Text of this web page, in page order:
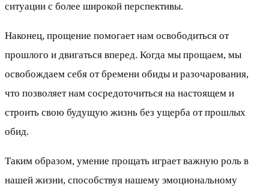
ситуации с более широкой перспективы.
Наконец, прощение помогает нам освободиться от
прошлого и двигаться вперед. Когда мы прощаем, мы
освобождаем себя от бремени обиды и разочарования,
что позволяет нам сосредоточиться на настоящем и
строить свою будущую жизнь без ущерба от прошлых
обид.
Таким образом, умение прощать играет важную роль в
нашей жизни, способствуя нашему эмоциональному